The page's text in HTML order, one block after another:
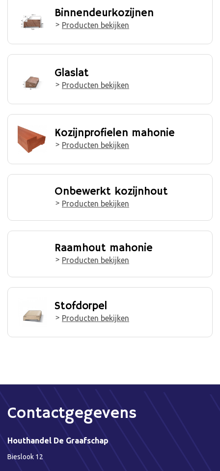
Binnendeurkozijnen
Producten bekijken
Glaslat
Producten bekijken
Kozijnprofielen mahonie
Producten bekijken
Onbewerkt kozijnhout
Producten bekijken
Raamhout mahonie
Producten bekijken
Stofdorpel
Producten bekijken
Contactgegevens
Houthandel De Graafschap
Bieslook 12